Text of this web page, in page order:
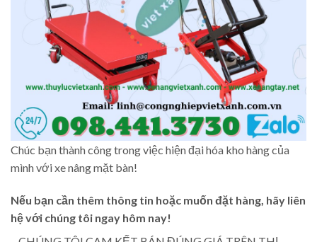
Chúc bạn thành công trong việc hiện đại hóa kho hàng của
mình với xe nâng mặt bàn!
Nếu bạn cần thêm thông tin hoặc muốn đặt hàng, hãy liên
hệ với chúng tôi ngay hôm nay!